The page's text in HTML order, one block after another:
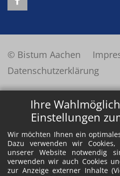
Ihre
Einstellungen
Wir möchten Ihnen ein
Dazu verwenden wir
unserer Website notwendig
verwenden wir auch Cookies
zur Anzeige externer Inhalte
© Bistum Aachen
Datenschutzerklärung